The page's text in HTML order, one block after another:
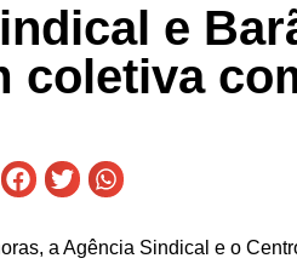
e
coletiva
a Agência Sindical e o